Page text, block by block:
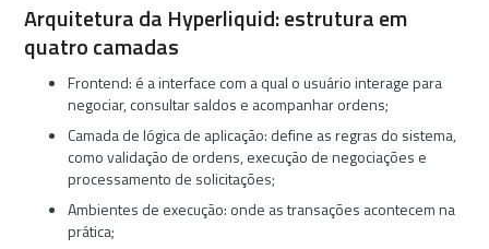
Arquitetura da Hyperliquid: estrutura em
quatro camadas
Frontend: é a interface com a qual o usuário interage para
negociar, consultar saldos e acompanhar ordens;
Camada de lógica de aplicação: define as regras do sistema,
como validação de ordens, execução de negociações e
processamento de solicitações;
Ambientes de execução: onde as transações acontecem na
prática;